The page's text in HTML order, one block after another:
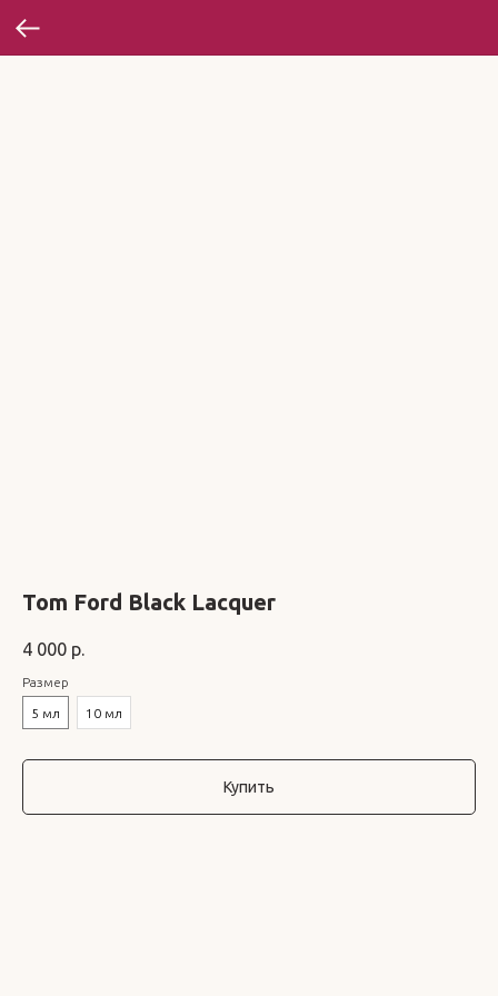
Tom Ford Black Lacquer
4 000 р.
Размер
5 мл 10 мл
Купить